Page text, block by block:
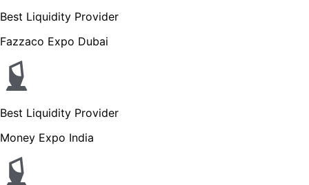
Best Liquidity Provider
Fazzaco Expo Dubai
Best Liquidity Provider
Money Expo India